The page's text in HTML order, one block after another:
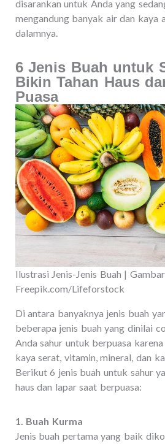
disarankan untuk Anda yang
mengandung banyak air dan kaya
dalamnya.
6 Jenis Buah untuk
Bikin Tahan Haus
Puasa
Ilustrasi Jenis-Jenis Buah |
Freepik.com/Lifeforstock
Di antara banyaknya jenis buah
beberapa jenis buah yang dinilai
Anda sahur untuk berpuasa
kaya serat, vitamin, mineral, dan
Berikut 6 jenis buah untuk sahur
haus dan lapar saat berpuasa:
1. Buah Kurma
Jenis buah pertama yang baik